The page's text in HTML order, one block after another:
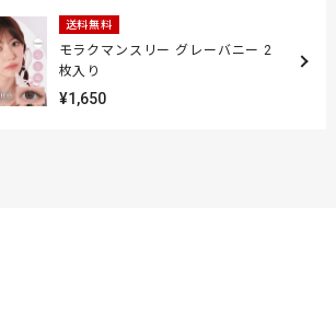
送料無料
モラクマンスリー グレーバニー 2
枚入り
¥1,650